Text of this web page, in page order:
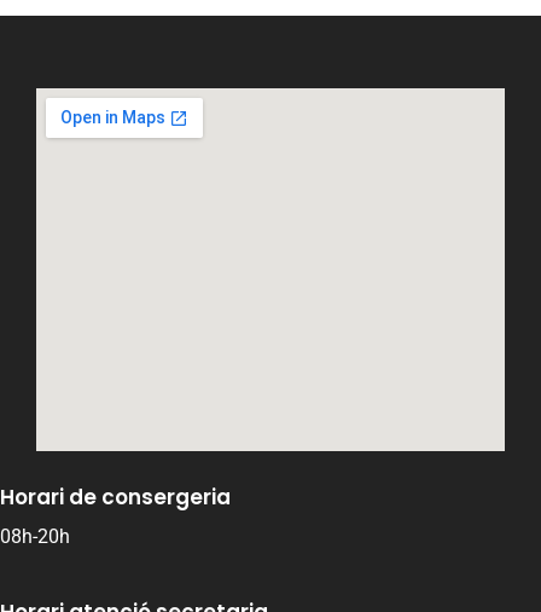
Horari de consergeria
08h-20h